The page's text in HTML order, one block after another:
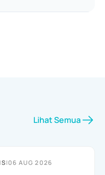
Lihat Semua
|06 AUG 2026